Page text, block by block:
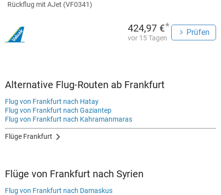
Rückflug mit AJet (VF0341)
424,97 €*
vor 15 Tagen
Prüfen
Alternative Flug-Routen ab Frankfurt
Flug von Frankfurt nach Hatay
Flug von Frankfurt nach Gaziantep
Flug von Frankfurt nach Kahramanmaras
Flüge Frankfurt
Flüge von Frankfurt nach Syrien
Flug von Frankfurt nach Damaskus